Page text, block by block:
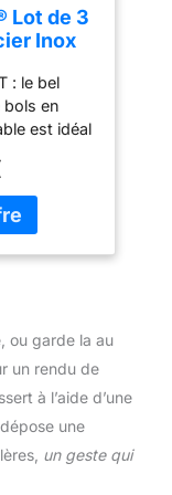
15
de
produit
de 6
le
qu'il
Lot de 3
Inox
: le bel
bols en
est idéal
et des
bol
cuire
très bien
sont
: La
des 3
de
en fait
ou garde la au
un rendu de
à l’aide d’une
une
un geste qui